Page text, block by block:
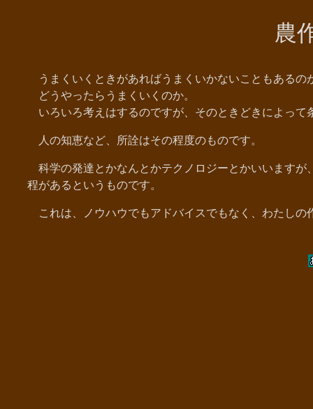
農
うまくいくときがあればうまくいかないこともあるの
どうやったらうまくいくのか。
いろいろ考えはするのですが、そのときどきによって
人の知恵など、所詮はその程度のものです。
科学の発達とかなんとかテクノロジーとかいいますが
程があるというものです。
これは、ノウハウでもアドバイスでもなく、わたしの